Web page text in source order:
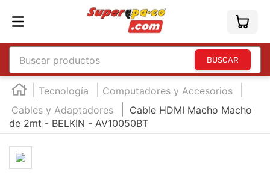
Buscar productos
Tecnología
Computadores y Accesorios
Cables y Adaptadores
Cable HDMI Macho Macho
de 2mt - BELKIN - AV10050BT
TÉRMINOS MÁS BUSCADOS
1.
england
2.
marcador e300
3.
4.